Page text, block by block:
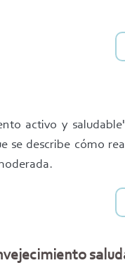
activo y
se describe cómo